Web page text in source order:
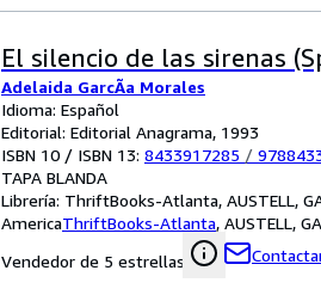
El silencio de las sirenas
Adelaida GarcÃa Morales
Idioma: Español
Editorial: Editorial Anagrama, 1993
ISBN 10 / ISBN 13: 8433917285 /
TAPA BLANDA
Librería: ThriftBooks-Atlanta, AUSTELL,
AmericaThriftBooks-Atlanta, AUSTELL,
Vendedor de 5 estrellas